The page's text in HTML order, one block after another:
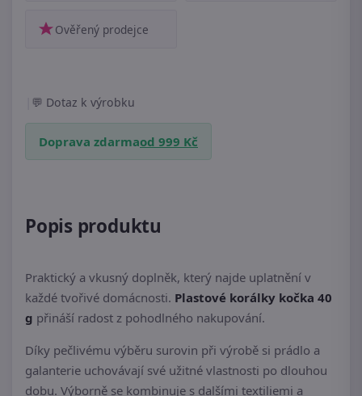
Ověřený prodejce
Dotaz k výrobku
Doprava zdarmaod 999 Kč
Popis produktu
Praktický a vkusný doplněk, který najde uplatnění v
každé tvořivé domácnosti. Plastové korálky kočka 40
g přináší radost z pohodlného nakupování.
Díky pečlivému výběru surovin při výrobě si prádlo a
galanterie uchovávají své užitné vlastnosti po dlouhou
dobu. Výborně se kombinuje s dalšími textiliemi a